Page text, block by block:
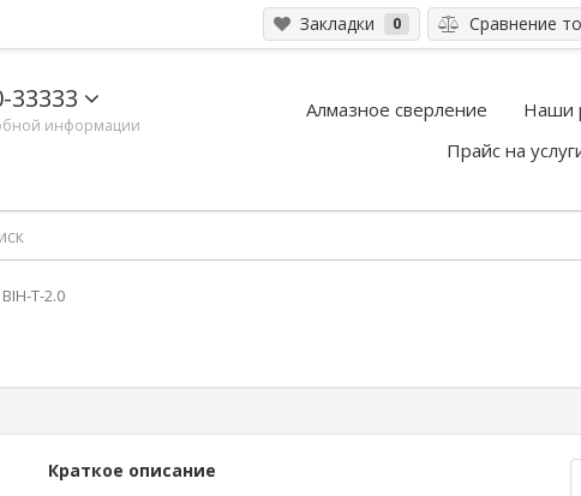
Закладки 0 Сравнение
33333
информации
Алмазное сверление Наши
Прайс на
T-2.0
Краткое описание